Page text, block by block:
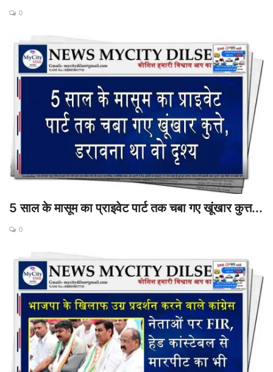
0
5 साल के मासूम का प्राइवेट पार्ट तक चबा गए खूंखार कुत्त...
0